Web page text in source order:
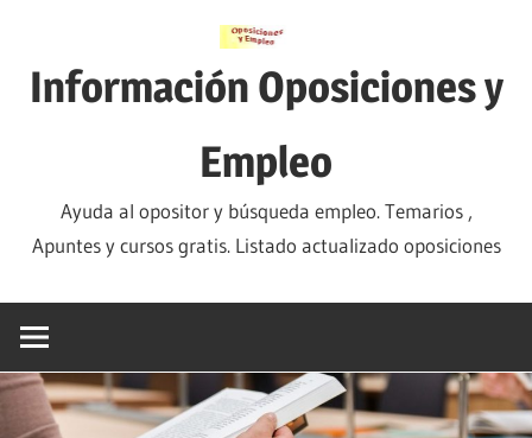
contenido
Información Oposiciones y
Empleo
Ayuda al opositor y búsqueda empleo. Temarios ,
Apuntes y cursos gratis. Listado actualizado oposiciones